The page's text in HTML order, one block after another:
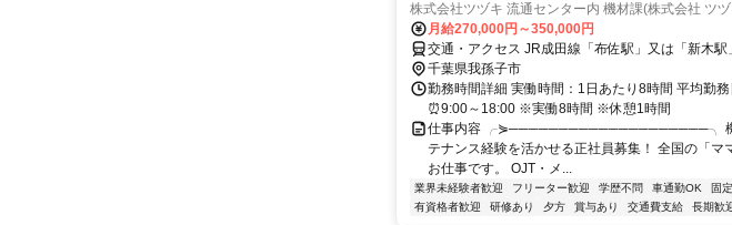
株式会社ツヅキ 流通センター内 機材課(株式会社 ツ
月給270,000円～350,000円
交通・アクセス JR成田線「布佐駅」又は「新木
千葉県我孫子市
勤務時間詳細 実働時間：1日あたり8時間 平均勤
⏰9:00～18:00 ※実働8時間 ※休憩1時間
仕事内容 ╭⋟────────────────────╮ 機械
テナンス経験を活かせる正社員募集！ 全国の「マ
お仕事です。 OJT・メ...
業界未経験者歓迎 フリーター歓迎 学歴不問 車通勤OK 固
有資格者歓迎
研修あり 夕方 賞与あり 交通費支給 長期歓